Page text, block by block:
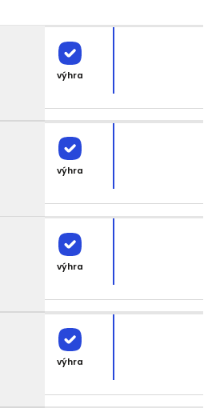
výhra
výhra
výhra
výhra